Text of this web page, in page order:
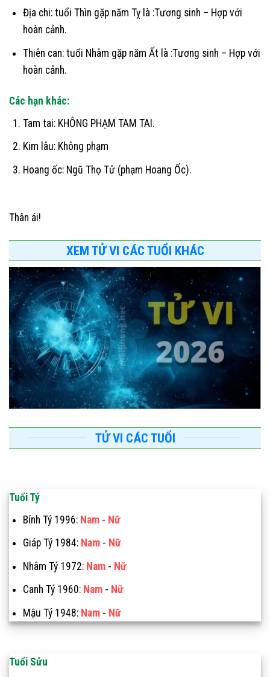
Địa chi: tuổi Thìn gặp năm Tỵ là :Tương sinh – Hợp với
hoàn cảnh.
Thiên can: tuổi Nhâm gặp năm Ất là :Tương sinh – Hợp với
hoàn cảnh.
Các hạn khác:
Tam tai: KHÔNG PHẠM TAM TAI.
Kim lâu: Không phạm
Hoang ốc: Ngũ Thọ Tử (phạm Hoang Ốc).
Thân ái!
XEM TỬ VI CÁC TUỔI KHÁC
TỬ VI CÁC TUỔI
Tuổi Tý
Bính Tý 1996: Nam- Nữ
Giáp Tý 1984: Nam- Nữ
Nhâm Tý 1972: Nam- Nữ
Canh Tý 1960: Nam- Nữ
Mậu Tý 1948: Nam- Nữ
Tuổi Sửu